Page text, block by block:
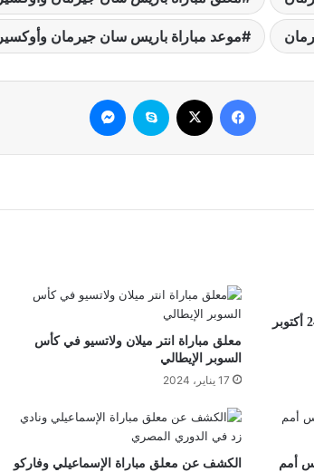
موعد مباراة باريس سان جيرمان وأوكسير
فيسبوك سكايب
جدول مواعيد مباريات اليوم الأثنين 24 أكتوبر
معلق مباراة انتر ميلان ولاتسيو في كأس
السوبر الإيطالي
17 يناير، 2024
أمم
الكشف عن معلق مباراة الإسماعيلي وفاركو